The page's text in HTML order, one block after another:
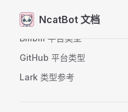
Skip to content
NcatBot 文档
QQ 响应类型
Bilibili 平台类型
GitHub 平台类型
Lark 类型参考